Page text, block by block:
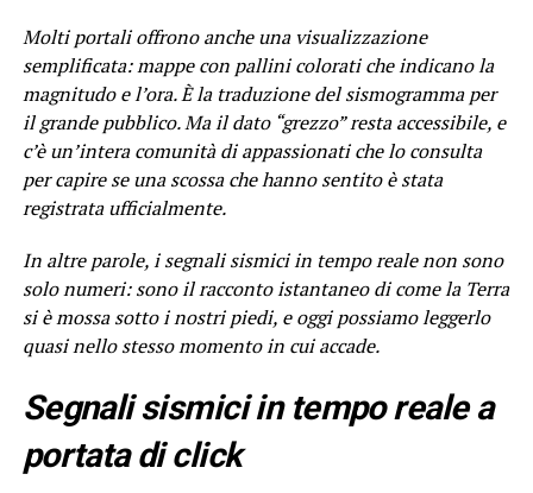
Molti portali offrono anche una visualizzazione
semplificata: mappe con pallini colorati che indicano la
magnitudo e l’ora. È la traduzione del sismogramma per
il grande pubblico. Ma il dato “grezzo” resta accessibile, e
c’è un’intera comunità di appassionati che lo consulta
per capire se una scossa che hanno sentito è stata
registrata ufficialmente.
In altre parole, i segnali sismici in tempo reale non sono
solo numeri: sono il racconto istantaneo di come la Terra
si è mossa sotto i nostri piedi, e oggi possiamo leggerlo
quasi nello stesso momento in cui accade.
Segnali sismici in tempo reale a
portata di click